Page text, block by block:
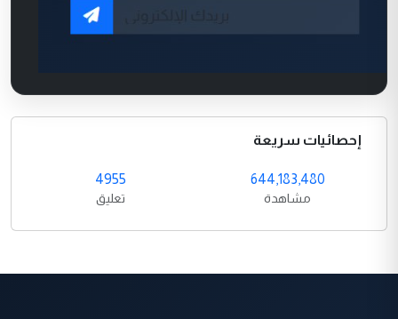
إحصائيات سريعة
644,183,480
مشاهدة
4955
تعليق